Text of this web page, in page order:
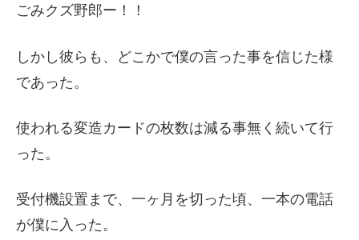
ごみクズ野郎ー！！
しかし彼らも、どこかで僕の言った事を信じた様
であった。
使われる変造カードの枚数は減る事無く続いて行
った。
受付機設置まで、一ヶ月を切った頃、一本の電話
が僕に入った。